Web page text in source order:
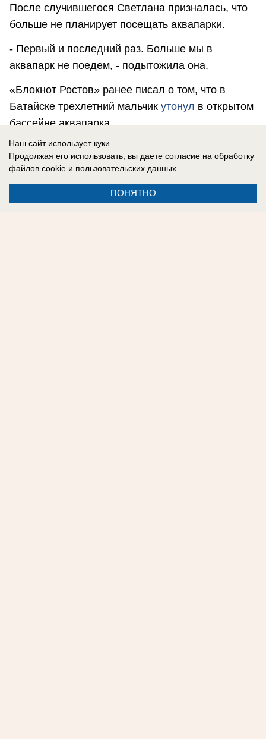
После случившегося Светлана призналась, что
больше не планирует посещать аквапарки.
- Первый и последний раз. Больше мы в
аквапарк не поедем, - подытожила она.
«Блокнот Ростов» ранее писал о том, что в
Батайске трехлетний мальчик утонул в открытом
бассейне аквапарка.
Денис Забнин
Наш сайт в соцсетях:Telegram,Дзен
Наш сайт использует куки.
Продолжая его использовать, вы даете согласие на обработку
файлов cookie и пользовательских данных.
ПОНЯТНО